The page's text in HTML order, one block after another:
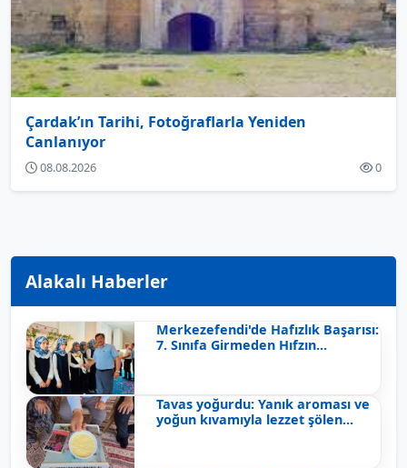
Çardak’ın Tarihi, Fotoğraflarla Yeniden
Canlanıyor
08.08.2026 0
Alakalı Haberler
Merkezefendi'de Hafızlık Başarısı:
7. Sınıfa Girmeden Hıfzın...
Tavas yoğurdu: Yanık aroması ve
yoğun kıvamıyla lezzet şölen...